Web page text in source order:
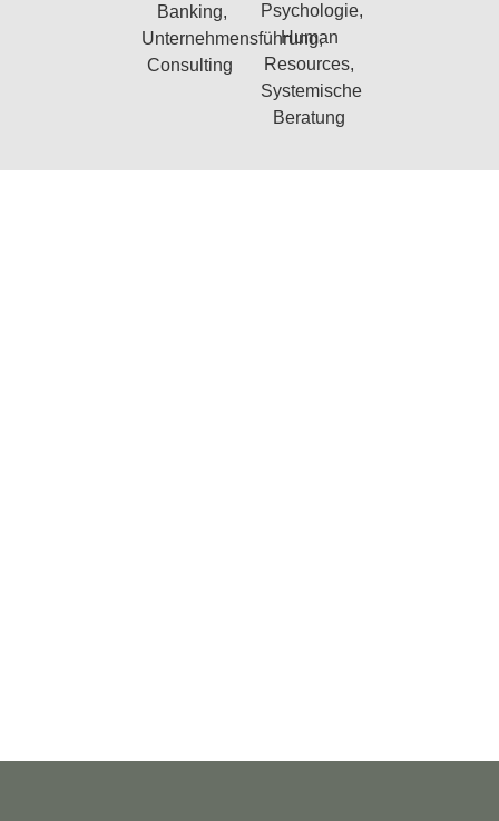
Banking,
Unternehmensführung,
Consulting
Psychologie,
Human
Resources,
Systemische
Beratung